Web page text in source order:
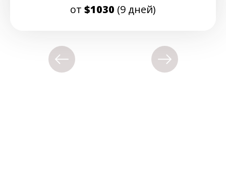
от $1030 (9 дней)